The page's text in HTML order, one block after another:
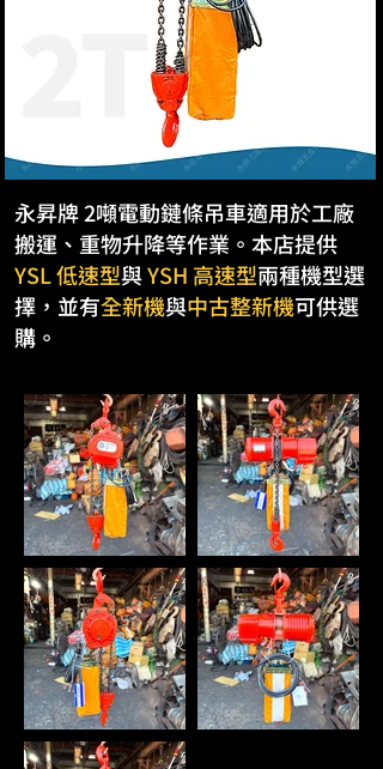
永昇牌 2噸電動鏈條吊車適用於工廠
搬運、重物升降等作業。本店提供
YSL 低速型與YSH 高速型兩種機型選
擇，並有全新機與中古整新機可供選
購。